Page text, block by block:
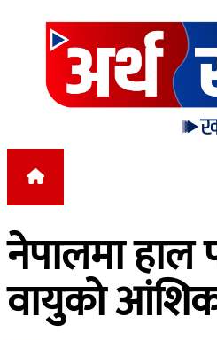
Skip to content
नेपालमा हाल
वायुको आंशिक